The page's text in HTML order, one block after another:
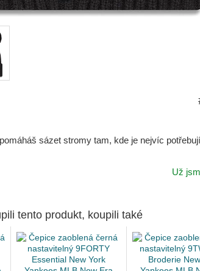
sázet stromy tam, kde je nejvíc
Už
tento produkt, koupili také